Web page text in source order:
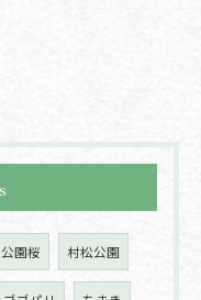
園桜 村松公園